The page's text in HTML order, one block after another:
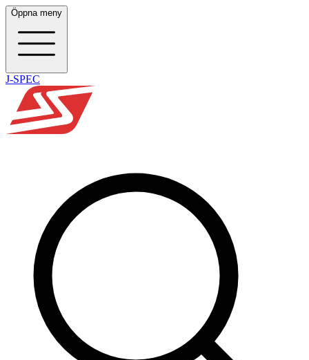
Öppna meny
J-SPEC